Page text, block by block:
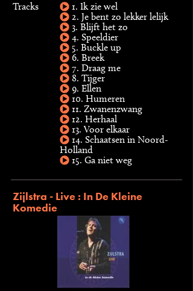
Tracks
1. Ik zie wel
2. Je bent zo lekker lelijk
3. Blijft het zo
4. Speeldier
5. Buckle up
6. Breek
7. Draag me
8. Tijger
9. Ellen
10. Humeren
11. Zwanenzwang
12. Herhaal
13. Voor elkaar
14. Schaatsen in Noord-
Holland
15. Ga niet weg
Zijlstra - Live : In De Kleine
Komedie